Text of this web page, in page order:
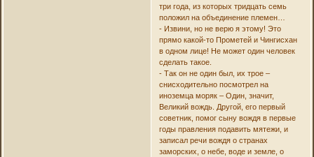
три года, из которых тридцать семь
положил на объединение племен…
- Извини, но не верю я этому! Это
прямо какой-то Прометей и Чингисхан
в одном лице! Не может один человек
сделать такое.
- Так он не один был, их трое –
снисходительно посмотрел на
иноземца моряк – Один, значит,
Великий вождь. Другой, его первый
советник, помог сыну вождя в первые
годы правления подавить мятежи, и
записал речи вождя о странах
заморских, о небе, воде и земле, о